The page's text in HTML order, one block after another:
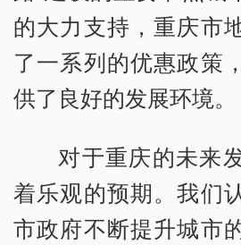
的大力支持，重庆市
了一系列的优惠政策
供了良好的发展环境。
对于重庆的未来
着乐观的预期。我们
市政府不断提升城市